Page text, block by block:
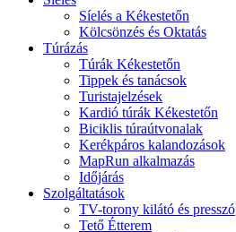
Síelés a Kékestetőn
Kölcsönzés és Oktatás
Túrázás
Túrák Kékestetőn
Tippek és tanácsok
Turistajelzések
Kardió túrák Kékestetőn
Biciklis túraútvonalak
Kerékpáros kalandozások
MapRun alkalmazás
Időjárás
Szolgáltatások
TV-torony kilátó és presszó
Tető Étterem